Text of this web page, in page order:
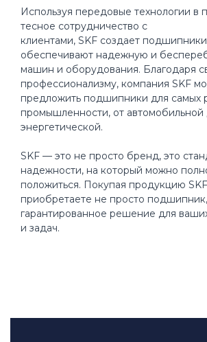
Используя передовые технологии в
тесное сотрудничество с
клиентами, SKF создает
обеспечивают надежную и
машин и оборудования. Благодаря
профессионализму, компания SKF
предложить подшипники для самых
промышленности, от автомобильной
энергетической.
SKF — это не просто бренд, это
надежности, на который можно
положиться. Покупая продукцию
приобретаете не просто
гарантированное решение для
и задач.